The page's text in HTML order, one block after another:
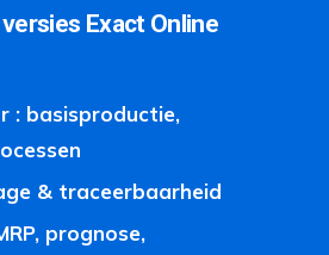
versies Exact Online
: basisproductie,
& traceerbaarheid
prognose,